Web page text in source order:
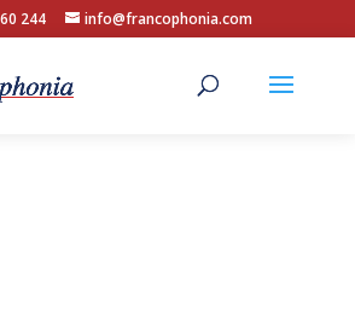
244 info@francophonia.com